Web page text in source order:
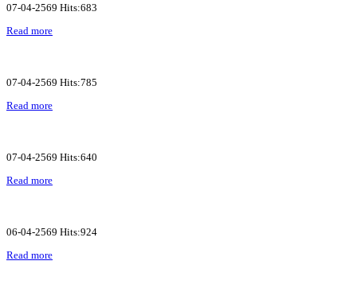
07-04-2569 Hits:683
Read more
07-04-2569 Hits:785
Read more
07-04-2569 Hits:640
Read more
06-04-2569 Hits:924
Read more